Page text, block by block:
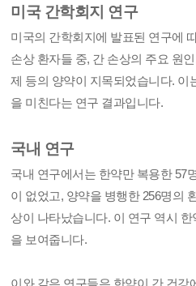
미국 간학회지 연구
미국의 간학회지에 발표된 연구에
손상 환자들 중, 간 손상의 주요 원
제 등의 양약이 지목되었습니다. 이
을 미친다는 연구 결과입니다.
국내 연구
국내 연구에서는 한약만 복용한 57
이 없었고, 양약을 병행한 256명의
상이 나타났습니다. 이 연구 역시
을 보여줍니다.
이와 같은 연구들은 한약이 간 건강